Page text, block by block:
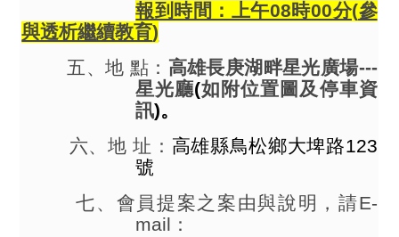
報到時間：上午08時00分(參
與透析繼續教育)
五、地 點： 高雄長庚湖畔星光廣場---
星光廳(如附位置圖及停車資
訊)。
六、地 址： 高雄縣鳥松鄉大埤路123
號
七、會員提案之案由與說明，請E-
mail ：